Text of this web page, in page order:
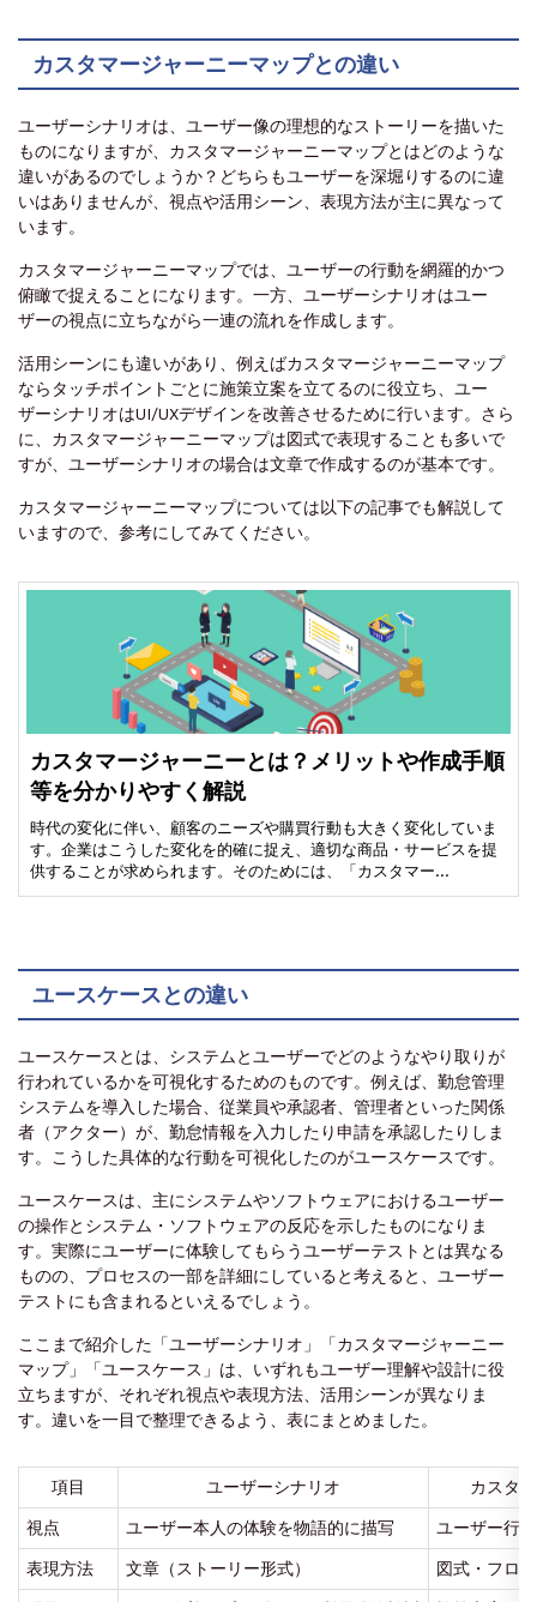
カスタマージャーニーマップとの違い
ユーザーシナリオは、ユーザー像の理想的なストーリーを描いた
ものになりますが、カスタマージャーニーマップとはどのような
違いがあるのでしょうか？どちらもユーザーを深堀りするのに違
いはありませんが、視点や活用シーン、表現方法が主に異なって
います。
カスタマージャーニーマップでは、ユーザーの行動を網羅的かつ
俯瞰で捉えることになります。一方、ユーザーシナリオはユー
ザーの視点に立ちながら一連の流れを作成します。
活用シーンにも違いがあり、例えばカスタマージャーニーマップ
ならタッチポイントごとに施策立案を立てるのに役立ち、ユー
ザーシナリオはUI/UXデザインを改善させるために行います。さら
に、カスタマージャーニーマップは図式で表現することも多いで
すが、ユーザーシナリオの場合は文章で作成するのが基本です。
カスタマージャーニーマップについては以下の記事でも解説して
いますので、参考にしてみてください。
カスタマージャーニーとは？メリットや作成手順
等を分かりやすく解説
時代の変化に伴い、顧客のニーズや購買行動も大きく変化していま
す。企業はこうした変化を的確に捉え、適切な商品・サービスを提
供することが求められます。そのためには、「カスタマー…
ユースケースとの違い
ユースケースとは、システムとユーザーでどのようなやり取りが
行われているかを可視化するためのものです。例えば、勤怠管理
システムを導入した場合、従業員や承認者、管理者といった関係
者（アクター）が、勤怠情報を入力したり申請を承認したりしま
す。こうした具体的な行動を可視化したのがユースケースです。
ユースケースは、主にシステムやソフトウェアにおけるユーザー
の操作とシステム・ソフトウェアの反応を示したものになりま
す。実際にユーザーに体験してもらうユーザーテストとは異なる
ものの、プロセスの一部を詳細にしていると考えると、ユーザー
テストにも含まれるといえるでしょう。
ここまで紹介した「ユーザーシナリオ」「カスタマージャーニー
マップ」「ユースケース」は、いずれもユーザー理解や設計に役
立ちますが、それぞれ視点や表現方法、活用シーンが異なりま
す。違いを一目で整理できるよう、表にまとめました。
項目 ユーザーシナリオ カスタ
視点 ユーザー本人の体験を物語的に描写 ユーザー行
表現方法 文章（ストーリー形式） 図式・フロー